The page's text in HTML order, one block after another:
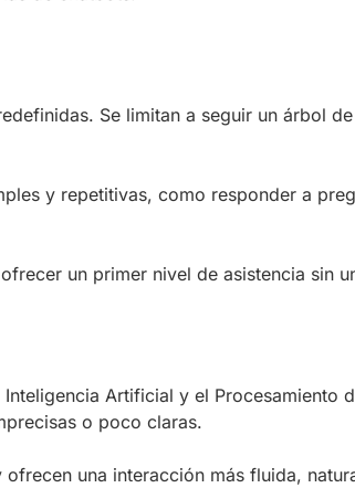
Se limitan a seguir un árbol
y repetitivas, como responder a
un primer nivel de asistencia sin
Artificial y el Procesamiento
o poco claras.
una interacción más fluida,